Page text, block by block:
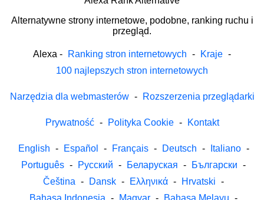
Alternatywne strony internetowe, podobne, ranking ruchu i
przegląd.
Alexa - Ranking stron internetowych - Kraje -
100 najlepszych stron internetowych
Narzędzia dla webmasterów - Rozszerzenia przeglądarki
Prywatność - Polityka Cookie - Kontakt
English - Español - Français - Deutsch - Italiano -
Português - Русский - Беларуская - Български -
Čeština - Dansk - Ελληνικά - Hrvatski -
Bahasa Indonesia - Magyar - Bahasa Melayu -